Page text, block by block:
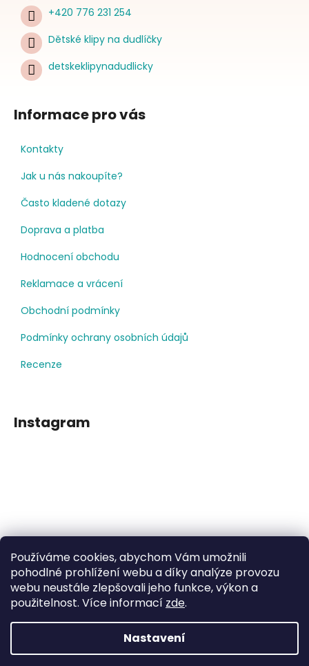
Používáme cookies, abychom Vám umožnili
pohodlné prohlížení webu a díky analýze provozu
webu neustále zlepšovali jeho funkce, výkon a
použitelnost. Více informací zde.
Nastavení
+420 776 231 254
Dětské klipy na dudlíčky
detskeklipynadudlicky
Informace pro vás
Kontakty
Jak u nás nakoupíte?
Často kladené dotazy
Doprava a platba
Hodnocení obchodu
Reklamace a vrácení
Obchodní podmínky
Podmínky ochrany osobních údajů
Recenze
Instagram
Sledovat na Instagramu
Facebook